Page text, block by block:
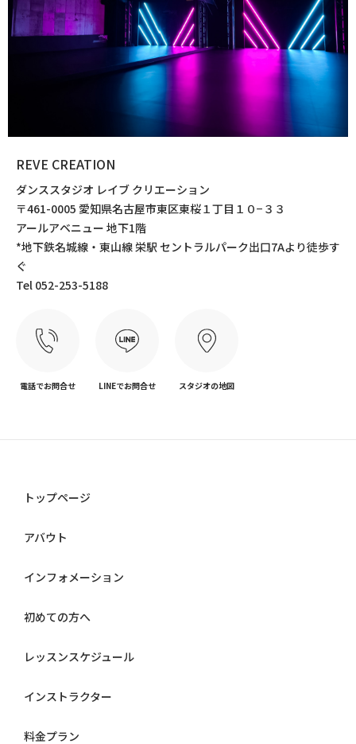
REVE CREATION
ダンススタジオ レイブ クリエーション
〒461-0005 愛知県名古屋市東区東桜１丁目１０−３３
アールアベニュー 地下1階
*地下鉄名城線・東山線 栄駅 セントラルパーク出口7Aより徒歩す
ぐ
Tel 052-253-5188
電話でお問合せ LINEでお問合せ スタジオの地図
トップページ
アバウト
インフォメーション
初めての方へ
レッスンスケジュール
インストラクター
料金プラン